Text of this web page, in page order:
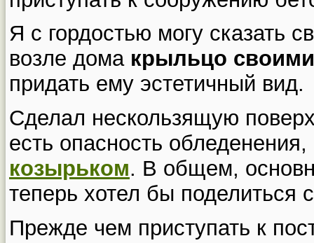
Я с гордостью могу сказать
возле дома крыльцо
придать ему эстетичный вид.
Сделал нескользящую
есть опасность
козырьком. В общем,
теперь хотел бы поделиться
Прежде чем приступать к